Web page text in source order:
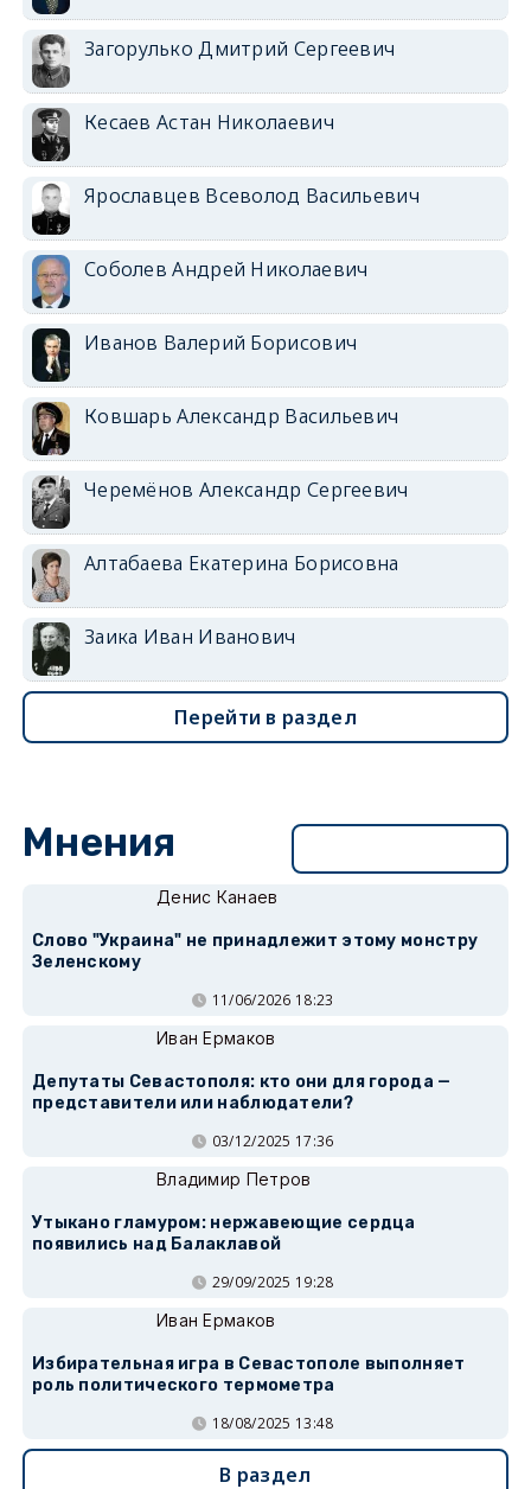
Загорулько Дмитрий Сергеевич
Кесаев Астан Николаевич
Ярославцев Всеволод Васильевич
Соболев Андрей Николаевич
Иванов Валерий Борисович
Ковшарь Александр Васильевич
Черемёнов Александр Сергеевич
Алтабаева Екатерина Борисовна
Заика Иван Иванович
Перейти в раздел
Мнения
Денис Канаев
Слово "Украина" не принадлежит этому монстру
Зеленскому
11/06/2026 18:23
Иван Ермаков
Депутаты Севастополя: кто они для города —
представители или наблюдатели?
03/12/2025 17:36
Владимир Петров
Утыкано гламуром: нержавеющие сердца
появились над Балаклавой
29/09/2025 19:28
Иван Ермаков
Избирательная игра в Севастополе выполняет
роль политического термометра
18/08/2025 13:48
В раздел